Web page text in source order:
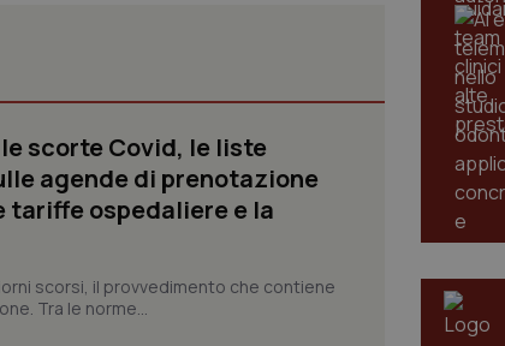
scorte Covid, le liste
agende di prenotazione
tariffe ospedaliere e la
scorsi, il provvedimento che contiene
Tra le norme...